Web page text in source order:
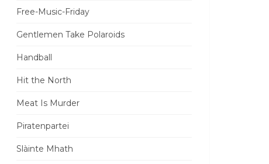
Free-Music-Friday
Gentlemen Take Polaroids
Handball
Hit the North
Meat Is Murder
Piratenpartei
Slàinte Mhath